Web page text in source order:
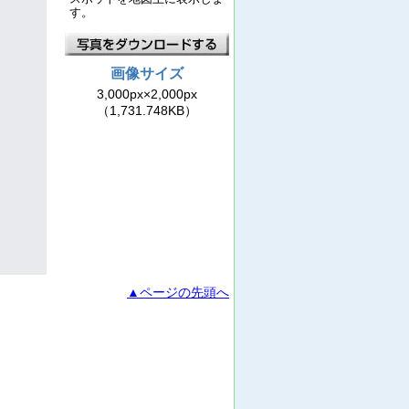
す。
画像サイズ
3,000px×2,000px
（1,731.748KB）
▲ページの先頭へ